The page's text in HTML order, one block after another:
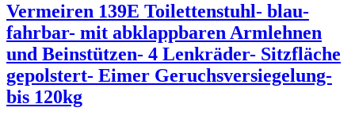
Vermeiren 139E Toilettenstuhl- blau-
fahrbar- mit abklappbaren Armlehnen
und Beinstützen- 4 Lenkräder- Sitzfläche
gepolstert- Eimer Geruchsversiegelung-
bis 120kg